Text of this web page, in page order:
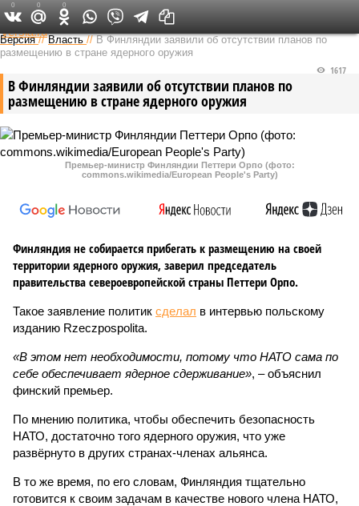
Федеральный выпуск
Версия //Власть //В Финляндии заявили об отсутствии планов по
размещению в стране ядерного оружия
В Финляндии заявили об отсутствии планов по
размещению в стране ядерного оружия
1617
Премьер-министр Финляндии Петтери Орпо (фото:
commons.wikimedia/European People's Party)
Финляндия не собирается прибегать к размещению на своей
территории ядерного оружия, заверил председатель
правительства североевропейской страны Петтери Орпо.
Такое заявление политик сделал в интервью польскому
изданию Rzeczpospolita.
«В этом нет необходимости, потому что НАТО сама по
себе обеспечивает ядерное сдерживание», – объяснил
финский премьер.
По мнению политика, чтобы обеспечить безопасность
НАТО, достаточно того ядерного оружия, что уже
развёрнуто в других странах-членах альянса.
В то же время, по его словам, Финляндия тщательно
готовится к своим задачам в качестве нового члена НАТО,
0 0 0